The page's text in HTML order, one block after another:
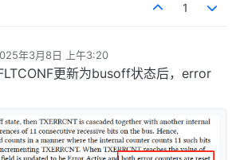
1
年3月8日 上午3:20
编辑
更新为busoff状态后，error